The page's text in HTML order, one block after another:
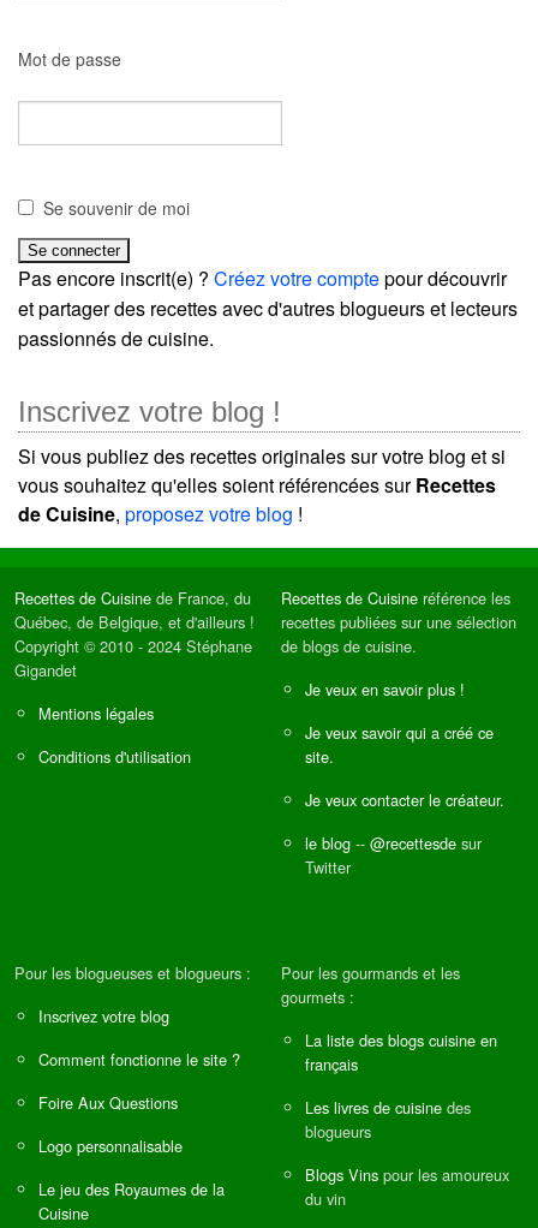
Mot de passe
Se souvenir de moi
Pas encore inscrit(e) ? Créez votre comptepour découvrir
et partager des recettes avec d'autres blogueurs et lecteurs
passionnés de cuisine.
Inscrivez votre blog !
Si vous publiez des recettes originales sur votre blog et si
vous souhaitez qu'elles soient référencées surRecettes
de Cuisine, proposez votre blog !
Recettes de Cuisine de France, du
Québec, de Belgique, et d'ailleurs !
Copyright © 2010 - 2024 Stéphane
Gigandet
Mentions légales
Conditions d'utilisation
Recettes de Cuisine référence les
recettes publiées sur une sélection
de blogs de cuisine.
Je veux en savoir plus !
Je veux savoir qui a créé ce
site.
Je veux contacter le créateur.
le blog -- @recettesde sur
Twitter
Pour les blogueuses et blogueurs :
Inscrivez votre blog
Comment fonctionne le site ?
Foire Aux Questions
Logo personnalisable
Le jeu des Royaumes de la
Cuisine
Pour les gourmands et les
gourmets :
La liste des blogs cuisine en
français
Les livres de cuisine des
blogueurs
Blogs Vins pour les amoureux
du vin